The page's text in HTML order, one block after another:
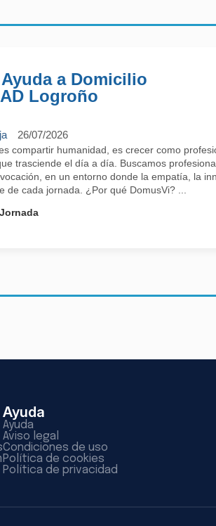
a Domicilio
Logroño
26/07/2026
compartir humanidad, es crecer como
trasciende el día a día. Buscamos
en un entorno donde la empatía, la
de cada jornada. ¿Por qué DomusVi? ...
Ayuda
Ayuda
Aviso legal
Condiciones de uso
Política de cookies
Política de privacidad